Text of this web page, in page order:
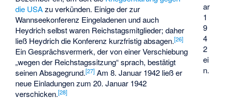
ar
1
9
4
2
ei
n.
die USAzu verkünden. Einige der zur
Wannseekonferenz Eingeladenen und auch
Heydrich selbst waren Reichstagsmitglieder; daher
ließ Heydrich die Konferenz kurzfristig absagen.[26]
Ein Gesprächsvermerk, der von einer Verschiebung
„wegen der Reichstagssitzung“ sprach, bestätigt
seinen Absagegrund.[27] Am 8. Januar 1942 ließ er
neue Einladungen zum 20. Januar 1942
verschicken.[28]